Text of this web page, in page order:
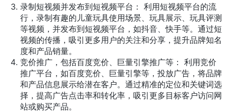
录制短视频并发布到短视频平台： 利用短视频平台的流
行，录制有趣的儿童玩具使用场景、玩具展示、玩具评测
等视频，并发布到短视频平台，如抖音、快手等。通过短
视频的传播，吸引更多用户的关注和分享，提升品牌知名
度和产品销量。
竞价推广，包括百度竞价、巨量引擎推广等： 利用竞价
推广平台，如百度竞价、巨量引擎等，投放广告，将品牌
和产品信息展示给潜在客户。通过精准的定位和关键词选
择，提高广告点击率和转化率，吸引更多目标客户访问网
站或购买产品。